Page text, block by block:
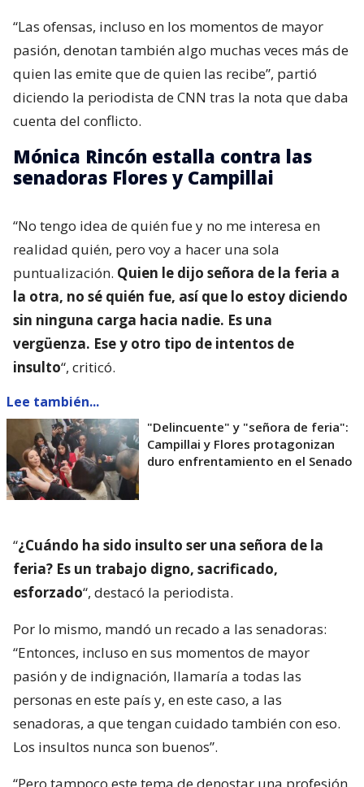
“Las ofensas, incluso en los momentos de mayor
pasión, denotan también algo muchas veces más de
quien las emite que de quien las recibe”, partió
diciendo la periodista de CNN tras la nota que daba
cuenta del conflicto.
Mónica Rincón estalla contra las
senadoras Flores y Campillai
“No tengo idea de quién fue y no me interesa en
realidad quién, pero voy a hacer una sola
puntualización. Quien le dijo señora de la feria a
la otra, no sé quién fue, así que lo estoy diciendo
sin ninguna carga hacia nadie. Es una
vergüenza. Ese y otro tipo de intentos de
insulto“, criticó.
Lee también...
"Delincuente" y "señora de feria":
Campillai y Flores protagonizan
duro enfrentamiento en el Senado
“¿Cuándo ha sido insulto ser una señora de la
feria? Es un trabajo digno, sacrificado,
esforzado“, destacó la periodista.
Por lo mismo, mandó un recado a las senadoras:
“Entonces, incluso en sus momentos de mayor
pasión y de indignación, llamaría a todas las
personas en este país y, en este caso, a las
senadoras, a que tengan cuidado también con eso.
Los insultos nunca son buenos”.
“Pero tampoco este tema de denostar una profesión,